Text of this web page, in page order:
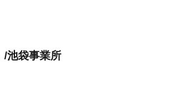
/池袋事業所